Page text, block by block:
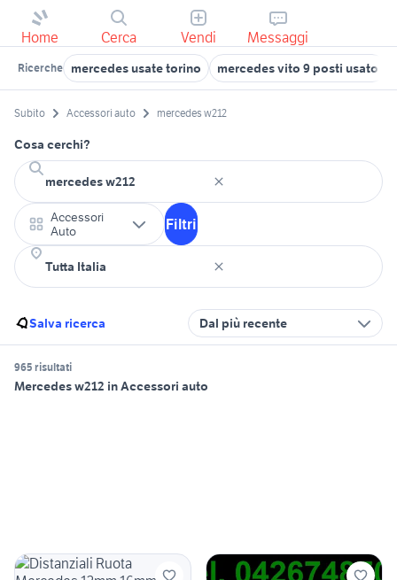
Home Cerca Vendi Messaggi
Ricerche mercedes usate torino mercedes vito 9 posti usato
Subito Accessori auto mercedes w212
Cosa cerchi?
Accessori
Auto
Filtri
Salva ricerca Dal più recente
965 risultati
Mercedes w212 in Accessori auto